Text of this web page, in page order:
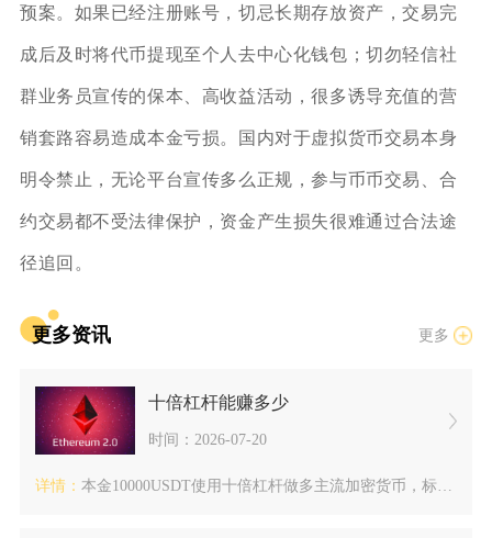
预案。如果已经注册账号，切忌长期存放资产，交易完
成后及时将代币提现至个人去中心化钱包；切勿轻信社
群业务员宣传的保本、高收益活动，很多诱导充值的营
销套路容易造成本金亏损。国内对于虚拟货币交易本身
明令禁止，无论平台宣传多么正规，参与币币交易、合
约交易都不受法律保护，资金产生损失很难通过合法途
径追回。
更多资讯 更多
十倍杠杆能赚多少
时间：2026-07-20
详情： 本金10000USDT使用十倍杠杆做多主流加密货币，标的上涨...